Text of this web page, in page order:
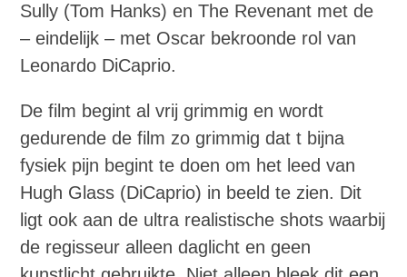
Sully (Tom Hanks) en The Revenant met de
– eindelijk – met Oscar bekroonde rol van
Leonardo DiCaprio.
De film begint al vrij grimmig en wordt
gedurende de film zo grimmig dat t bijna
fysiek pijn begint te doen om het leed van
Hugh Glass (DiCaprio) in beeld te zien. Dit
ligt ook aan de ultra realistische shots waarbij
de regisseur alleen daglicht en geen